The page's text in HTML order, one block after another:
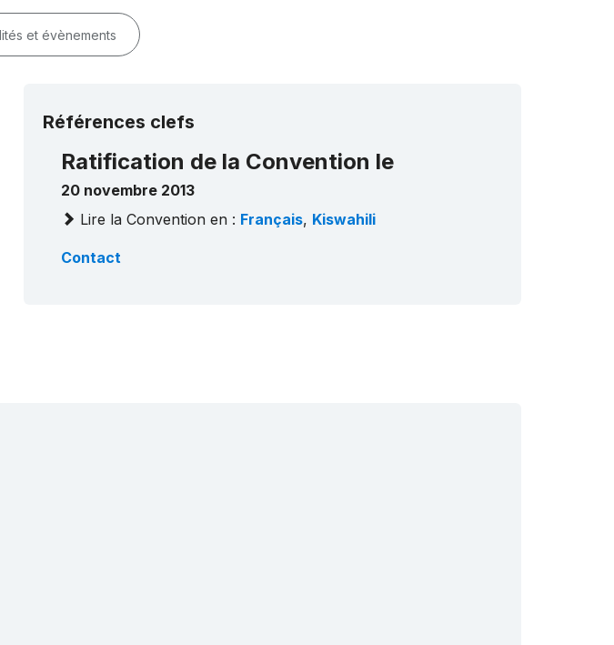
et évènements
Références clefs
Ratification de la Convention le
20 novembre 2013
Lire la Convention en : Français, Kiswahili
Contact